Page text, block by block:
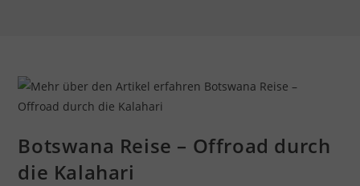
Botswana Reise – Offroad durch
die Kalahari